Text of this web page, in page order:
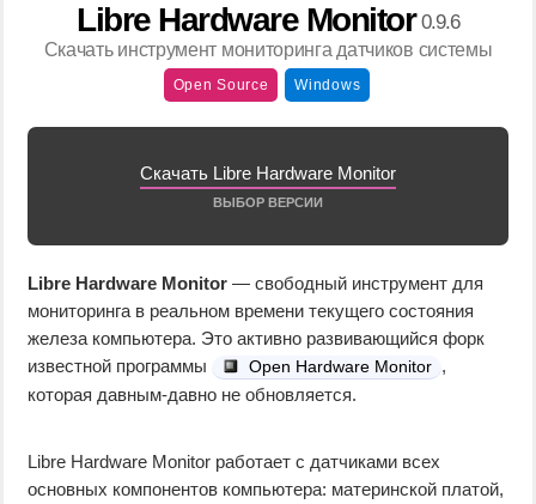
Libre Hardware Monitor 0.9.6
Скачать инструмент мониторинга датчиков системы
Open Source Windows
Скачать Libre Hardware Monitor
ВЫБОР ВЕРСИИ
Libre Hardware Monitor — свободный инструмент для
мониторинга в реальном времени текущего состояния
железа компьютера. Это активно развивающийся форк
известной программы
Open Hardware Monitor ,
которая давным-давно не обновляется.
Libre Hardware Monitor работает с датчиками всех
основных компонентов компьютера: материнской платой,